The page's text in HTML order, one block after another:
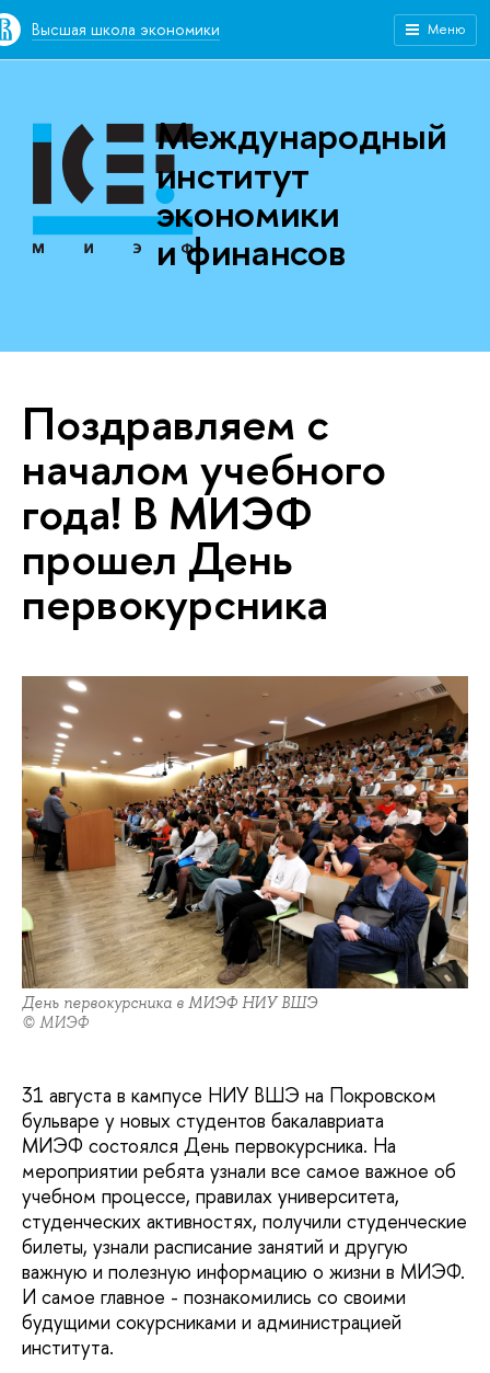
Высшая школа экономики Меню
Международный
институт
экономики
и финансов
Поздравляем с
началом учебного
года! В МИЭФ
прошел День
первокурсника
День первокурсника в МИЭФ НИУ ВШЭ
© МИЭФ
31 августа в кампусе НИУ ВШЭ на Покровском
бульваре у новых студентов бакалавриата
МИЭФ состоялся День первокурсника. На
мероприятии ребята узнали все самое важное об
учебном процессе, правилах университета,
студенческих активностях, получили студенческие
билеты, узнали расписание занятий и другую
важную и полезную информацию о жизни в МИЭФ.
И самое главное - познакомились со своими
будущими сокурсниками и администрацией
института.